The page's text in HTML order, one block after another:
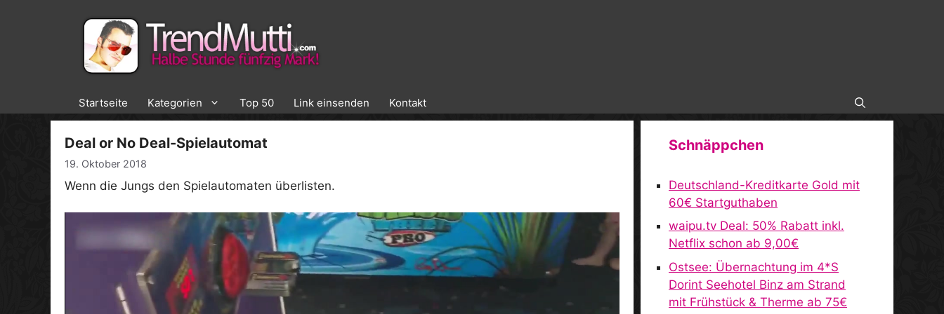
Startseite Kategorien Top 50 Link einsenden Kontakt
Deal or No Deal-Spielautomat
19. Oktober 2018
Wenn die Jungs den Spielautomaten überlisten.
Schnäppchen
Deutschland-Kreditkarte Gold mit
60€ Startguthaben
waipu.tv Deal: 50% Rabatt inkl.
Netflix schon ab 9,00€
Ostsee: Übernachtung im 4*S
Dorint Seehotel Binz am Strand
mit Frühstück & Therme ab 75€